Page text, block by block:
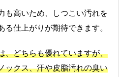
も高いため、しつこい汚れを
仕上がりが期待できます。
、どちらも優れていますが、
ックス、汗や皮脂汚れの臭い